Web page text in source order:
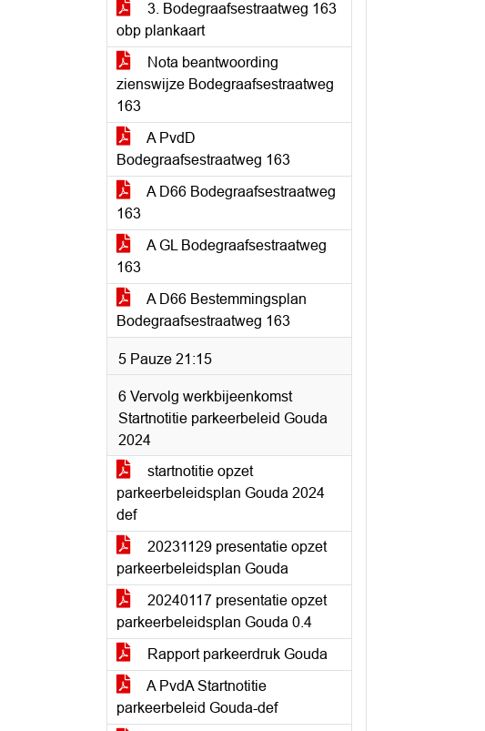
3. Bodegraafsestraatweg 163
obp plankaart
Nota beantwoording
zienswijze Bodegraafsestraatweg
163
A PvdD
Bodegraafsestraatweg 163
A D66 Bodegraafsestraatweg
163
A GL Bodegraafsestraatweg
163
A D66 Bestemmingsplan
Bodegraafsestraatweg 163
5 Pauze 21:15
6 Vervolg werkbijeenkomst
Startnotitie parkeerbeleid Gouda
2024
startnotitie opzet
parkeerbeleidsplan Gouda 2024
def
20231129 presentatie opzet
parkeerbeleidsplan Gouda
20240117 presentatie opzet
parkeerbeleidsplan Gouda 0.4
Rapport parkeerdruk Gouda
A PvdA Startnotitie
parkeerbeleid Gouda-def